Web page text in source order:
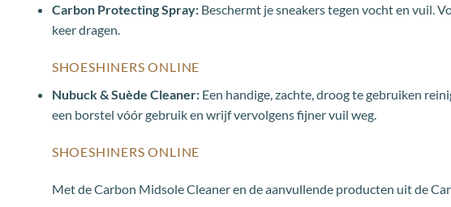
Carbon Protecting Spray:Beschermt je sneakers tegen vocht en vuil.
keer dragen.
SHOESHINERS ONLINE
Nubuck & Suède Cleaner:Een handige, zachte, droog te gebruiken
een borstel vóór gebruik en wrijf vervolgens fijner vuil weg.
SHOESHINERS ONLINE
Met de Carbon Midsole Cleaner en de aanvullende producten uit de